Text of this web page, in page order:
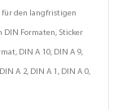
für den langfristigen
Formaten, Sticker
DIN A 10, DIN A 9,
A 2, DIN A 1, DIN A 0,